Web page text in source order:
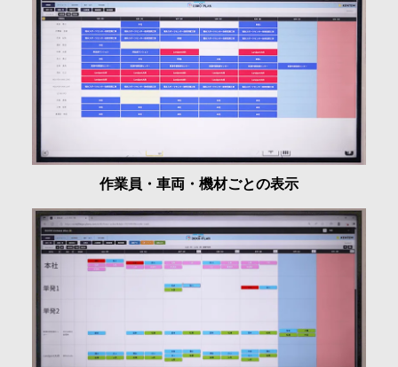
作業員・車両・機材ごとの表示